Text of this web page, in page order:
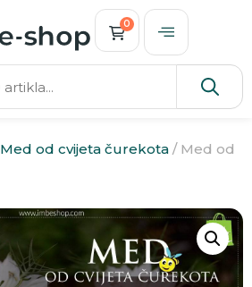
0
Med od cvijeta čurekota / Med od